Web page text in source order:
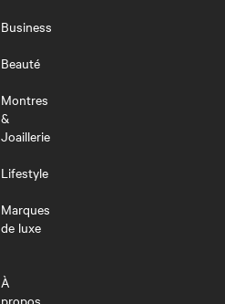
Business
Beauté
Montres
&
Joaillerie
Lifestyle
Marques
de luxe
À
propos